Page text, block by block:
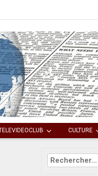
CULTURE
Rechercher :